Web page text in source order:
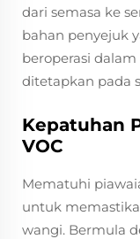
dari semasa ke
bahan penyejuk
beroperasi
ditetapkan pada
Kepatuhan
VOC
Mematuhi
untuk
wangi. Bermula